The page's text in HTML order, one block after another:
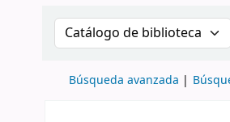
Buscar en el catálogo por:
Búsqueda avanzada